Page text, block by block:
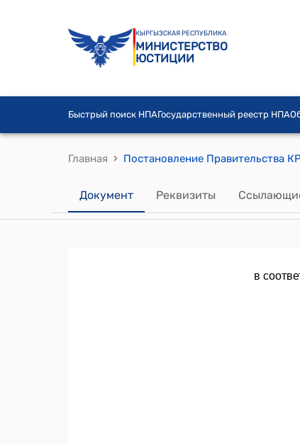
КЫРГЫЗСКАЯ РЕСПУБЛИКА
МИНИСТЕРСТВО
ЮСТИЦИИ
Быстрый поиск НПАГосударственный реестр НПА
Главная ›
Документ Реквизиты